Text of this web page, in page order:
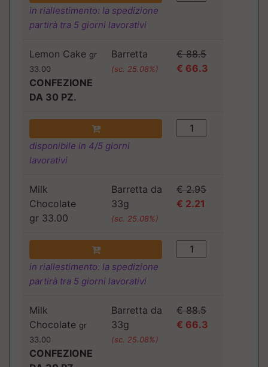
in riallestimento: la spedizione
partirà tra 5 giorni lavorativi
Lemon Cake gr
33.00
CONFEZIONE
DA 30 PZ.
Barretta
(sc. 25.08%)
€ 88.5
€ 66.3
disponibile in 4/5 giorni
lavorativi
Milk
Chocolate
gr 33.00
Barretta da
33g
(sc. 25.08%)
€ 2.95
€ 2.21
in riallestimento: la spedizione
partirà tra 5 giorni lavorativi
Milk
Chocolate gr
33.00
CONFEZIONE
Barretta da
33g
(sc. 25.08%)
€ 88.5
€ 66.3